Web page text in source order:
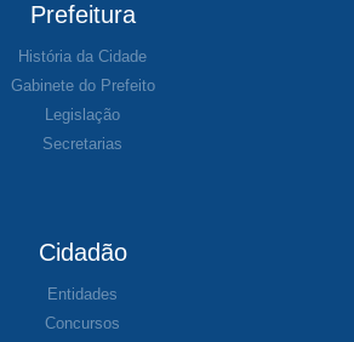
Prefeitura
História da Cidade
Gabinete do Prefeito
Legislação
Secretarias
Cidadão
Entidades
Concursos